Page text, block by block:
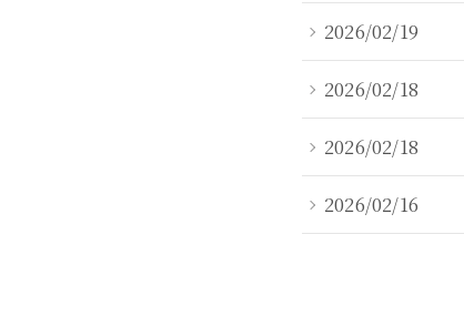
2026/02/19
2026/02/18
2026/02/18
2026/02/16